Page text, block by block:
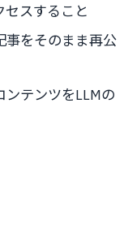
セスすること
事をそのまま再公
ンテンツをLLMの